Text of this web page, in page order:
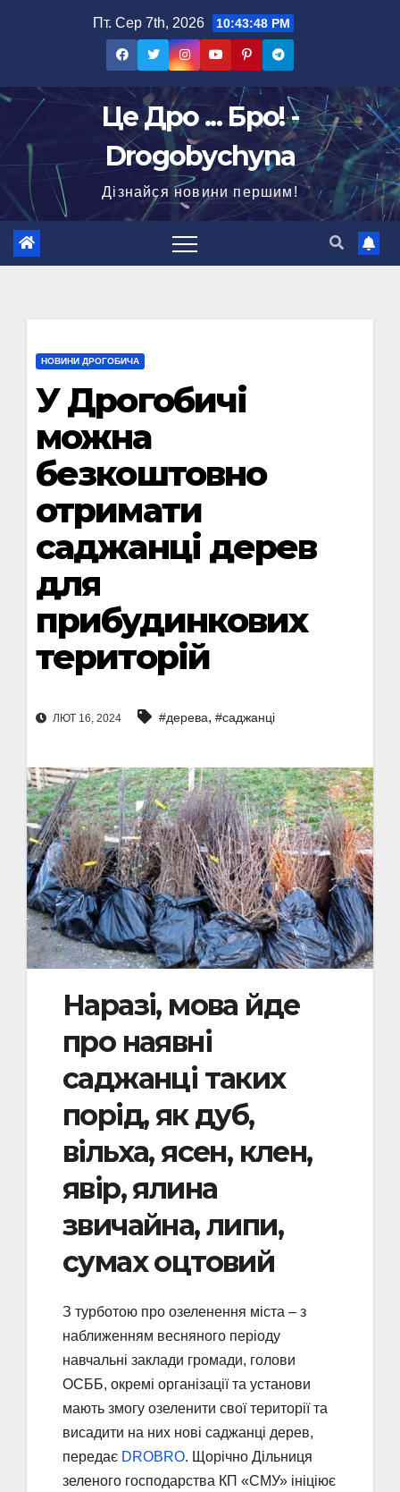
Пт. Сер 7th, 2026 10:43:49 PM
Це Дро ... Бро! -
Drogobychyna
Дізнайся новини першим!
НОВИНИ ДРОГОБИЧА
У Дрогобичі
можна
безкоштовно
отримати
саджанці дерев
для
прибудинкових
територій
ЛЮТ 16, 2024 #дерева, #саджанці
Наразі, мова йде
про наявні
саджанці таких
порід, як дуб,
вільха, ясен, клен,
явір, ялина
звичайна, липи,
сумах оцтовий
З турботою про озеленення міста – з
наближенням весняного періоду
навчальні заклади громади, голови
ОСББ, окремі організації та установи
мають змогу озеленити свої території та
висадити на них нові саджанці дерев,
передає DROBRO. Щорічно Дільниця
зеленого господарства КП «СМУ» ініціює